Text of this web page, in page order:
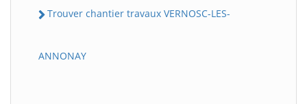
Trouver chantier travaux VERNOSC-LES-
ANNONAY